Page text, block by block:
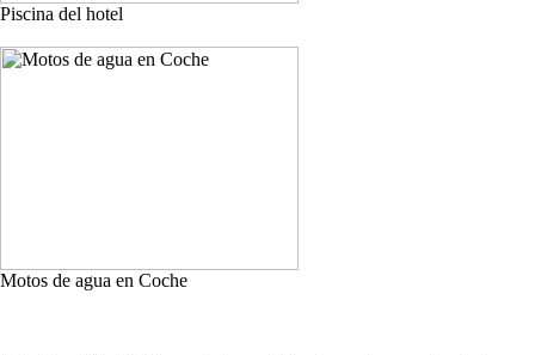
Piscina del hotel
Motos de agua en Coche